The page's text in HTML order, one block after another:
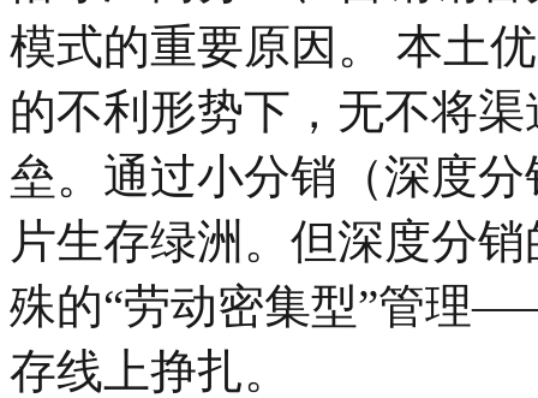
模式的重要原因。 本土
的不利形势下，无不将
垒。通过小分销（深度
片生存绿洲。但深度分
殊的“劳动密集型”管理
存线上挣扎。